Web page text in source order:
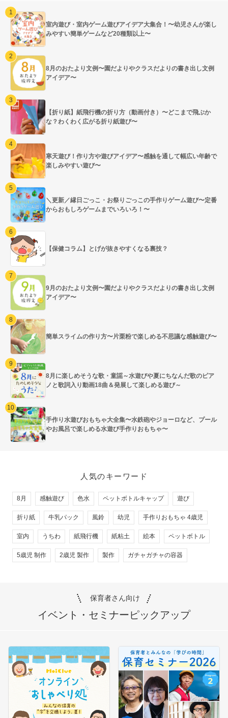
室内遊び・室内ゲーム遊びアイデア大集合！〜幼児さんが楽し
みやすい簡単ゲームなど20種類以上〜
8月のおたより文例〜園だよりやクラスだよりの書き出し文例
アイデア〜
【折り紙】紙飛行機の折り方（動画付き）〜どこまで飛ぶか
な？わくわく広がる折り紙遊び〜
寒天遊び！作り方や遊びアイデア〜感触を通して幅広い年齢で
楽しみやすい遊び〜
＼更新／縁日ごっこ・お祭りごっこの手作りゲーム遊び〜定番
からおもしろゲームまでいろいろ！〜
【保健コラム】とげが抜きやすくなる裏技？
9月のおたより文例〜園だよりやクラスだよりの書き出し文例
アイデア〜
簡単スライムの作り方〜片栗粉で楽しめる不思議な感触遊び〜
8月に楽しめそうな歌・童謡～水遊びや夏にちなんだ歌のピア
ノと歌詞入り動画18曲＆発展して楽しめる遊び～
手作り水遊びおもちゃ大全集〜水鉄砲やジョーロなど、プール
やお風呂で楽しめる水遊び手作りおもちゃ〜
人気のキーワード
8月 感触遊び 色水 ペットボトルキャップ 遊び
折り紙 牛乳パック 風鈴 幼児 手作りおもちゃ 4歳児
室内 うちわ 紙飛行機 紙粘土 絵本 ペットボトル
5歳児 制作 2歳児 製作 製作 ガチャガチャの容器
保育者さん向け
イベント・セミナーピックアップ